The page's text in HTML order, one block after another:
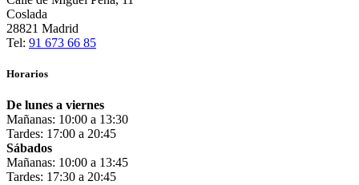
Coslada
28821 Madrid
Tel: 91 673 66 85
Horarios
De lunes a viernes
Mañanas: 10:00 a 13:30
Tardes: 17:00 a 20:45
Sábados
Mañanas: 10:00 a 13:45
Tardes: 17:30 a 20:45